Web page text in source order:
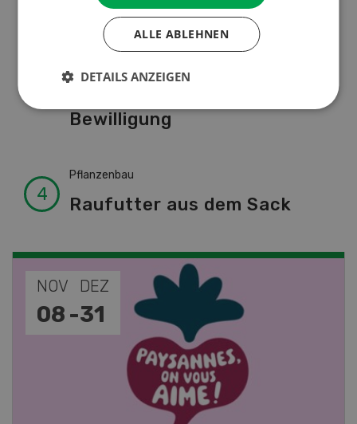
Zwischenfrucht
Bewilligung
Pflanzenbau
Raufutter aus dem Sack
NOV
19 -
JAN
28
ALLE ABLEHNEN
DETAILS ANZEIGEN